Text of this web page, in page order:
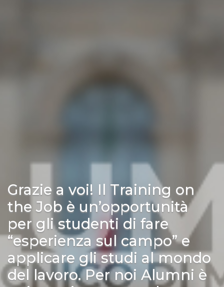
Grazie a voi! Il Training on
the Job è un’opportunità
per gli studenti di fare
“esperienza sul campo” e
applicare gli studi al mondo
del lavoro. Per noi Alumni è